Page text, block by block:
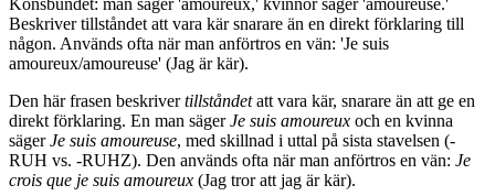
Könsbundet: män säger 'amoureux,' kvinnor säger 'amoureuse.'
Beskriver tillståndet att vara kär snarare än en direkt förklaring till
någon. Används ofta när man anförtros en vän: 'Je suis
amoureux/amoureuse' (Jag är kär).
Den här frasen beskrivertillståndetatt vara kär, snarare än att ge en
direkt förklaring. En man sägerJe suis amoureux och en kvinna
sägerJe suis amoureuse, med skillnad i uttal på sista stavelsen (-
RUH vs. -RUHZ). Den används ofta när man anförtros en vän: Je
crois que je suis amoureux (Jag tror att jag är kär).